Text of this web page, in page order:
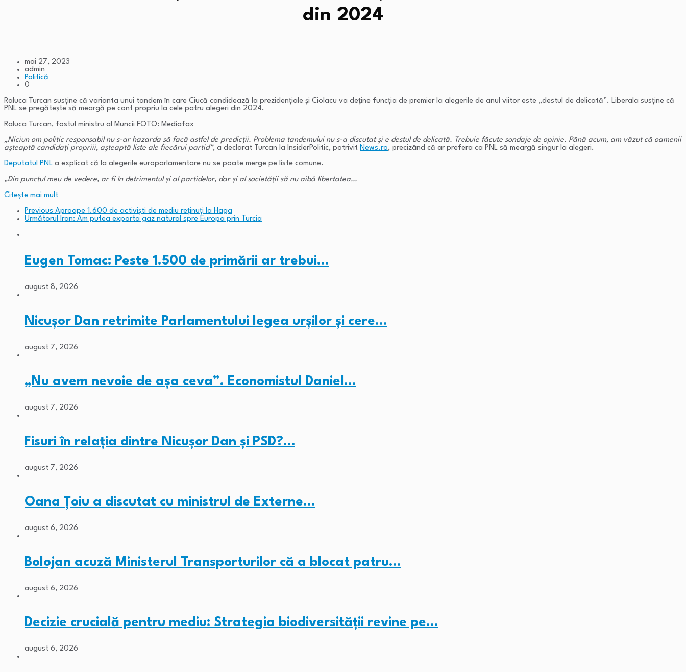
din 2024
mai 27, 2023
admin
Politică
0
Raluca Turcan susține că varianta unui tandem în care Ciucă candidează la prezidențiale și Ciolacu va deține funcția de premier la alegerile de anul viitor este „destul de delicată”. Liberala susține că
PNL se pregătește să meargă pe cont propriu la cele patru alegeri din 2024.
Raluca Turcan, fostul ministru al Muncii FOTO: Mediafax
„Niciun om politic responsabil nu s-ar hazarda să facă astfel de predicţii. Problema tandemului nu s-a discutat şi e destul de delicată. Trebuie făcute sondaje de opinie. Până acum, am văzut că oamenii
aşteaptă candidaţi propriii, aşteaptă liste ale fiecărui partid”, a declarat Turcan la InsiderPolitic, potrivit News.ro, precizând că ar prefera ca PNL să meargă singur la alegeri.
Deputatul PNL a explicat că la alegerile europarlamentare nu se poate merge pe liste comune.
„Din punctul meu de vedere, ar fi în detrimentul şi al partidelor, dar şi al societăţii să nu aibă libertatea…
Citeşte mai mult
Previous Aproape 1.600 de activiști de mediu reținuți la Haga
Următorul
Iran: Am putea exporta gaz natural spre Europa prin Turcia
Eugen Tomac: Peste 1.500 de primării ar trebui…
august 8, 2026
Nicușor Dan retrimite Parlamentului legea urșilor și cere…
august 7, 2026
„Nu avem nevoie de așa ceva”. Economistul Daniel…
august 7, 2026
Fisuri în relația dintre Nicușor Dan și PSD?…
august 7, 2026
Oana Țoiu a discutat cu ministrul de Externe…
august 6, 2026
Bolojan acuză Ministerul Transporturilor că a blocat patru…
august 6, 2026
Decizie crucială pentru mediu: Strategia biodiversității revine pe…
august 6, 2026